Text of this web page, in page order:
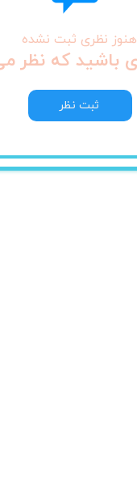
هنوز نظری ثبت نشده
باشید که نظر
ثبت نظر